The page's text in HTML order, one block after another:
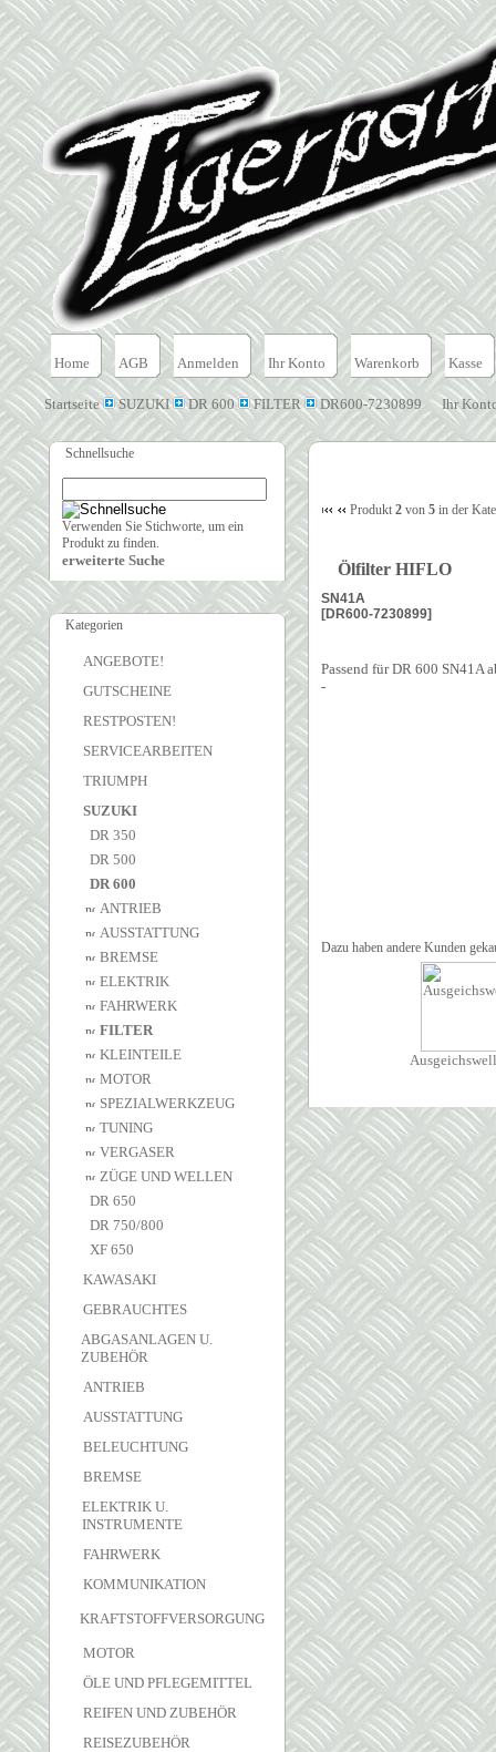
Home AGB Anmelden Ihr Konto Warenkorb Kasse
Startseite SUZUKI DR 600 FILTER DR600-7230899 Ihr
Schnellsuche
Verwenden Sie Stichworte, um ein
Produkt zu finden.
erweiterte Suche
Kategorien
ANGEBOTE!
GUTSCHEINE
RESTPOSTEN!
SERVICEARBEITEN
TRIUMPH
SUZUKI
DR 350
DR 500
DR 600
ANTRIEB
AUSSTATTUNG
BREMSE
ELEKTRIK
FAHRWERK
FILTER
KLEINTEILE
MOTOR
SPEZIALWERKZEUG
TUNING
VERGASER
ZÜGE UND WELLEN
DR 650
DR 750/800
XF 650
KAWASAKI
GEBRAUCHTES
ABGASANLAGEN U.
ZUBEHÖR
ANTRIEB
AUSSTATTUNG
BELEUCHTUNG
BREMSE
ELEKTRIK U.
INSTRUMENTE
FAHRWERK
KOMMUNIKATION
KRAFTSTOFFVERSORGUNG
MOTOR
ÖLE UND PFLEGEMITTEL
REIFEN UND ZUBEHÖR
REISEZUBEHÖR
Produkt 2 von 5 in der
Ölfilter HIFLO
SN41A
[DR600-7230899]
Passend für DR 600 SN41A
-
Dazu haben andere Kunden